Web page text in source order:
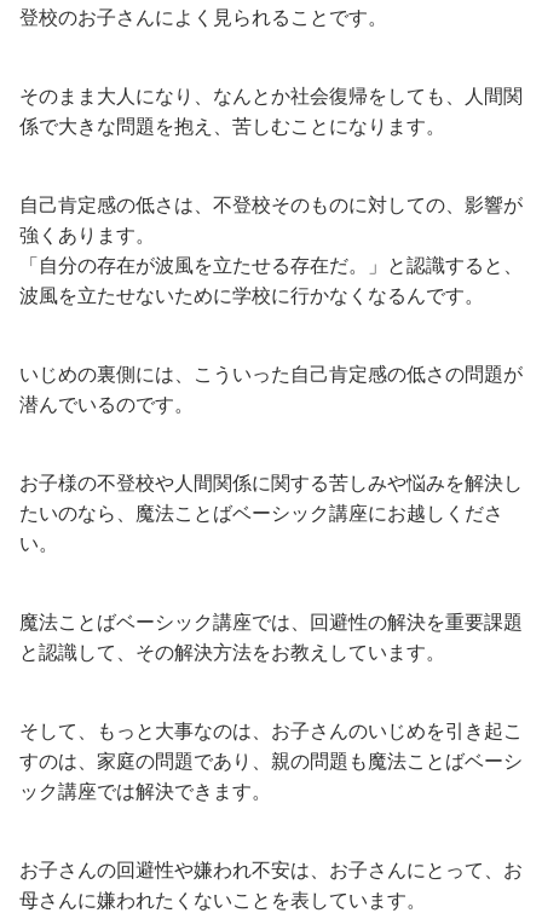
登校のお子さんによく見られることです。
そのまま大人になり、なんとか社会復帰をしても、人間関
係で大きな問題を抱え、苦しむことになります。
自己肯定感の低さは、不登校そのものに対しての、影響が
強くあります。
「自分の存在が波風を立たせる存在だ。」と認識すると、
波風を立たせないために学校に行かなくなるんです。
いじめの裏側には、こういった自己肯定感の低さの問題が
潜んでいるのです。
お子様の不登校や人間関係に関する苦しみや悩みを解決し
たいのなら、魔法ことばベーシック講座にお越しくださ
い。
魔法ことばベーシック講座では、回避性の解決を重要課題
と認識して、その解決方法をお教えしています。
そして、もっと大事なのは、お子さんのいじめを引き起こ
すのは、家庭の問題であり、親の問題も魔法ことばベーシ
ック講座では解決できます。
お子さんの回避性や嫌われ不安は、お子さんにとって、お
母さんに嫌われたくないことを表しています。